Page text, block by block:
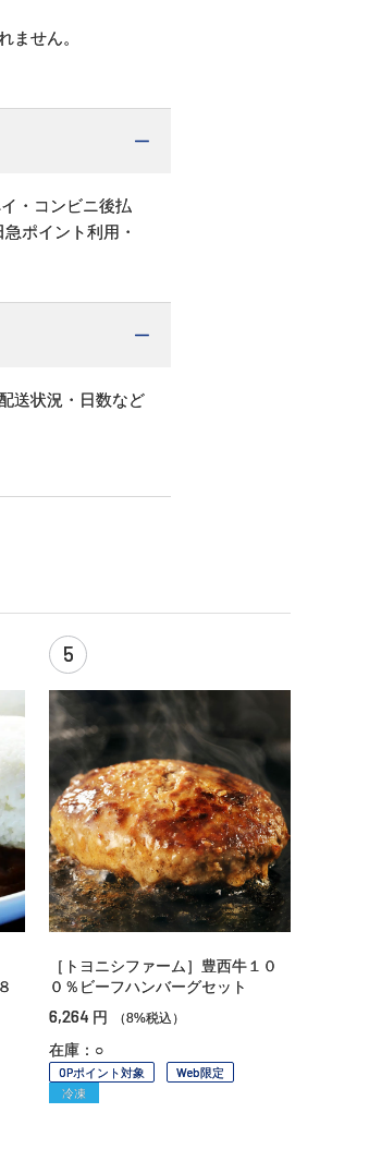
ません。
・コンビニ後払
ポイント利用・
送状況・日数など
5
［トヨニシファーム］豊西牛１０
０％ビーフハンバーグセット
6,264 円 （8%税込）
在庫：○
OPポイント対象
Web限定
冷凍